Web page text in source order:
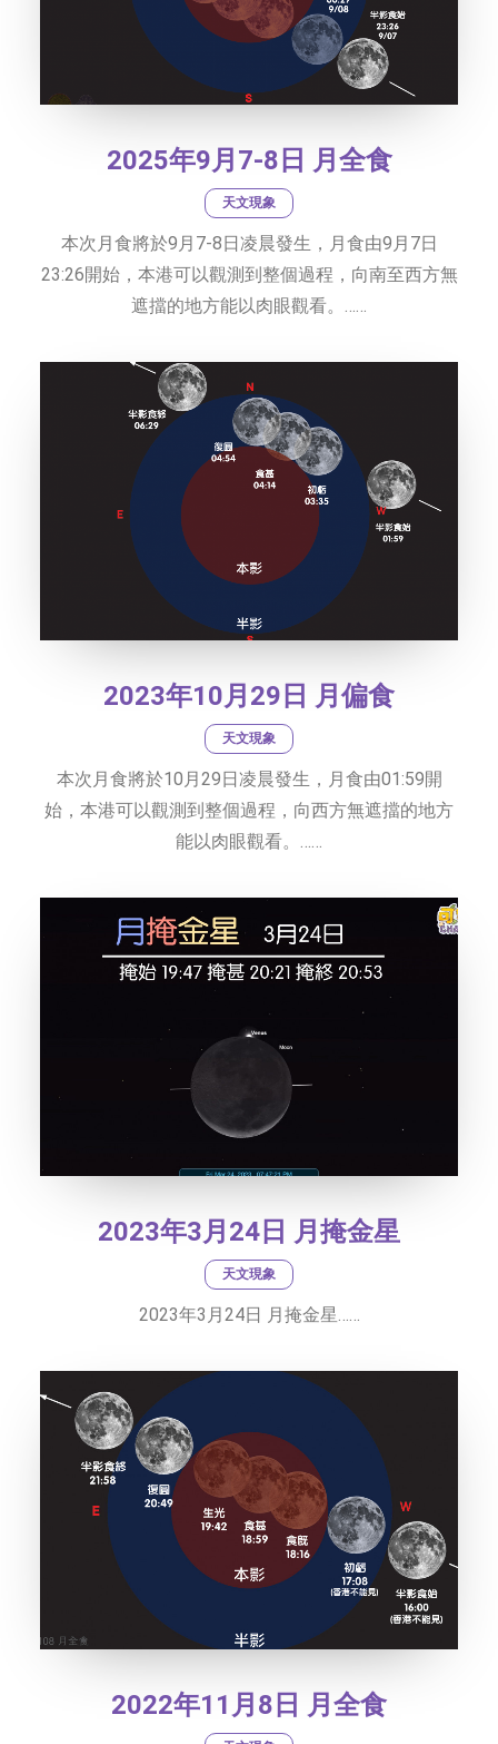
2025年9月7-8日 月全食
天文現象
本次月食將於9月7-8日凌晨發生，月食由9月7日
23:26開始，本港可以觀測到整個過程，向南至西方無
遮擋的地方能以肉眼觀看。……
2023年10月29日 月偏食
天文現象
本次月食將於10月29日凌晨發生，月食由01:59開
始，本港可以觀測到整個過程，向西方無遮擋的地方
能以肉眼觀看。……
2023年3月24日 月掩金星
天文現象
2023年3月24日 月掩金星……
2022年11月8日 月全食